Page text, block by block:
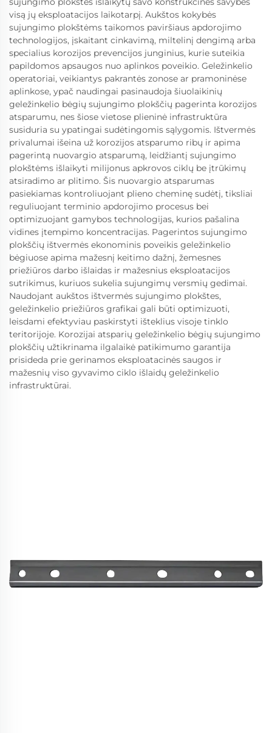
visą jų eksploatacijos laikotarpį. Aukštos kokybės
sujungimo plokštėms taikomos paviršiaus apdorojimo
technologijos, įskaitant cinkavimą, miltelinį dengimą arba
specialius korozijos prevencijos junginius, kurie suteikia
papildomos apsaugos nuo aplinkos poveikio. Geležinkelio
operatoriai, veikiantys pakrantės zonose ar pramoninėse
aplinkose, ypač naudingai pasinaudoja šiuolaikinių
geležinkelio bėgių sujungimo plokščių pagerinta korozijos
atsparumu, nes šiose vietose plieninė infrastruktūra
susiduria su ypatingai sudėtingomis sąlygomis. Ištvermės
privalumai išeina už korozijos atsparumo ribų ir apima
pagerintą nuovargio atsparumą, leidžiantį sujungimo
plokštėms išlaikyti milijonus apkrovos ciklų be įtrūkimų
atsiradimo ar plitimo. Šis nuovargio atsparumas
pasiekiamas kontroliuojant plieno cheminę sudėtį, tiksliai
reguliuojant terminio apdorojimo procesus bei
optimizuojant gamybos technologijas, kurios pašalina
vidines įtempimo koncentracijas. Pagerintos sujungimo
plokščių ištvermės ekonominis poveikis geležinkelio
bėgiuose apima mažesnį keitimo dažnį, žemesnes
priežiūros darbo išlaidas ir mažesnius eksploatacijos
sutrikimus, kuriuos sukelia sujungimų versmių gedimai.
Naudojant aukštos ištvermės sujungimo plokštes,
geležinkelio priežiūros grafikai gali būti optimizuoti,
leisdami efektyviau paskirstyti išteklius visoje tinklo
teritorijoje. Korozijai atsparių geležinkelio bėgių sujungimo
plokščių užtikrinama ilgalaikė patikimumo garantija
prisideda prie gerinamos eksploatacinės saugos ir
mažesnių viso gyvavimo ciklo išlaidų geležinkelio
infrastruktūrai.